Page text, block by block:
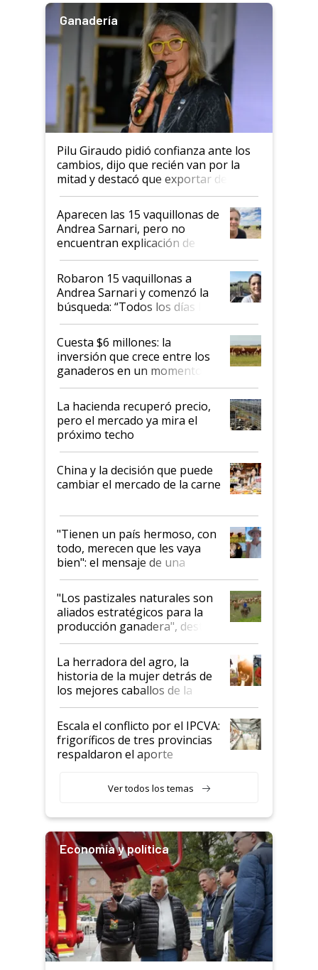
Ganadería
Pilu Giraudo pidió confianza ante los
cambios, dijo que recién van por la
mitad y destacó que exportar dejó de
ser "para unos pocos": "Tenemos un
mandato muy claro del gobierno
nacional"
Aparecen las 15 vaquillonas de
Andrea Sarnari, pero no
encuentran explicación de
cómo llegaron allí
Robaron 15 vaquillonas a
Andrea Sarnari y comenzó la
búsqueda: “Todos los días le
toca a algún productor”
Cuesta $6 millones: la
inversión que crece entre los
ganaderos en un momento
histórico para la actividad
La hacienda recuperó precio,
pero el mercado ya mira el
próximo techo
China y la decisión que puede
cambiar el mercado de la carne
"Tienen un país hermoso, con
todo, merecen que les vaya
bien": el mensaje de una
ganadera uruguaya sobre las
oportunidades que se abren
para el agro en Argentina, con
foco en la carne
"Los pastizales naturales son
aliados estratégicos para la
producción ganadera", destaca
la iniciativa que ya reúne a 46
establecimientos en Argentina
La herradora del agro, la
historia de la mujer detrás de
los mejores caballos de la
Argentina y los mitos que
todavía hacen sufrir a estos
animales: "Mientras me
descalificaban, yo seguí
haciendo currículum"
Escala el conflicto por el IPCVA:
frigoríficos de tres provincias
respaldaron el aporte
Ver todos los temas
Economía y política